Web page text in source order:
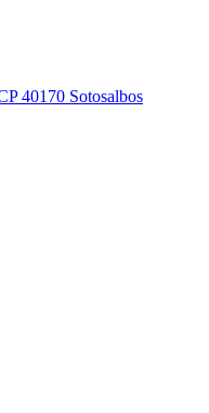
40170 Sotosalbos